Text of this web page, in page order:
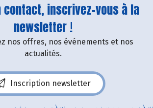
contact, inscrivez-vous à la
newsletter !
nos offres, nos événements et nos
actualités.
Inscription newsletter